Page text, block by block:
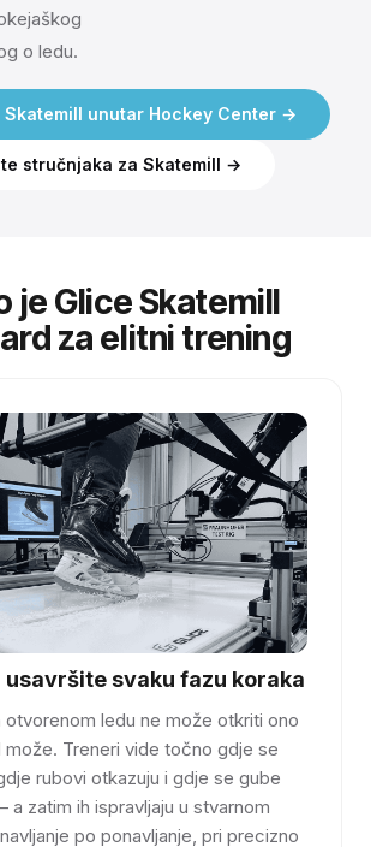
o ledu.
Skatemill unutar Hockey Center →
stručnjaka za Skatemill →
je Glice Skatemill
za elitni trening
svaku fazu koraka
otvorenom ledu ne može otkriti ono
može. Treneri vide točno gdje se
rubovi otkazuju i gdje se gube
a zatim ih ispravljaju u stvarnom
po ponavljanje, pri precizno